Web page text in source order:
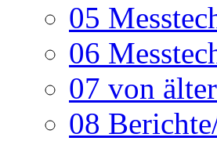
05
06
07 von
08